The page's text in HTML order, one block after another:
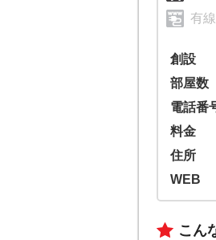
有
創設
部屋数
電話番
料金
住所
WEB
こん